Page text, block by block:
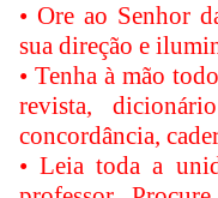
• Ore ao Senhor
sua direção e
• Tenha à mão
revista,
concordância,
• Leia toda a